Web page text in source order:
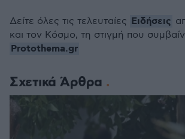
Σχετικά Άρθρα
Δείτε όλες τις τελευταίες Ειδήσεις
και τον Κόσμο, τη στιγμή που
Protothema.gr